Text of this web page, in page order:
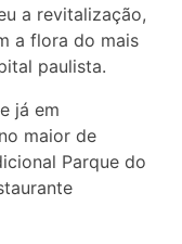
a revitalização,
a flora do mais
paulista.
já em
maior de
Parque do